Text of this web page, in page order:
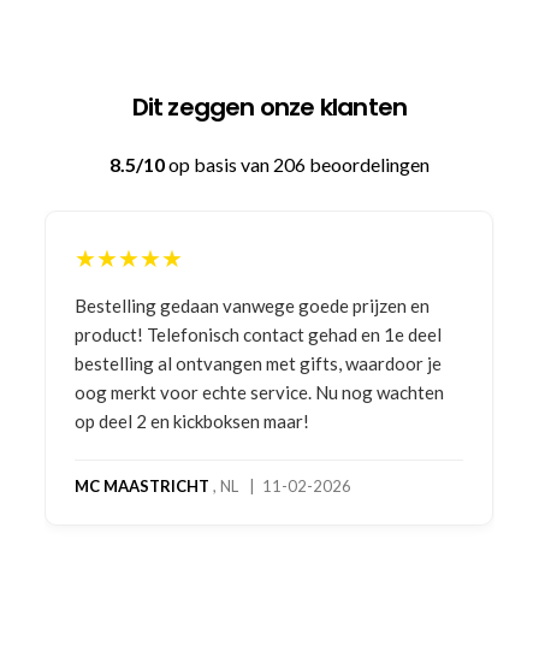
Dit zeggen onze klanten
8.5/10op basis van 206 beoordelingen
★★★★★
Bestelling gedaan vanwege goede prijzen en
product! Telefonisch contact gehad en 1e deel
bestelling al ontvangen met gifts, waardoor je
oog merkt voor echte service. Nu nog wachten
op deel 2 en kickboksen maar!
MC MAASTRICHT , NL | 11-02-2026